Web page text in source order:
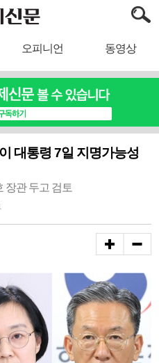
오피니언 동영상
대통령 7일 지명가능성
장관 두고 검토